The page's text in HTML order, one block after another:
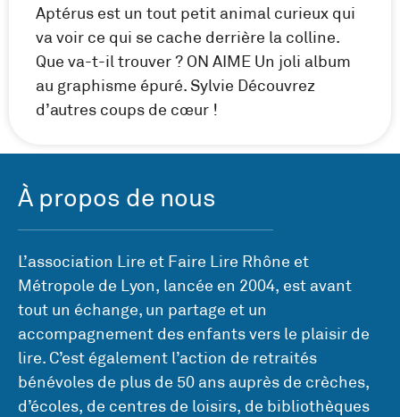
Aptérus est un tout petit animal curieux qui
va voir ce qui se cache derrière la colline.
Que va-t-il trouver ? ON AIME Un joli album
au graphisme épuré. Sylvie Découvrez
d’autres coups de cœur !
À propos de nous
L’association Lire et Faire Lire Rhône et
Métropole de Lyon, lancée en 2004, est avant
tout un échange, un partage et un
accompagnement des enfants vers le plaisir de
lire. C’est également l’action de retraités
bénévoles de plus de 50 ans auprès de crèches,
d’écoles, de centres de loisirs, de bibliothèques